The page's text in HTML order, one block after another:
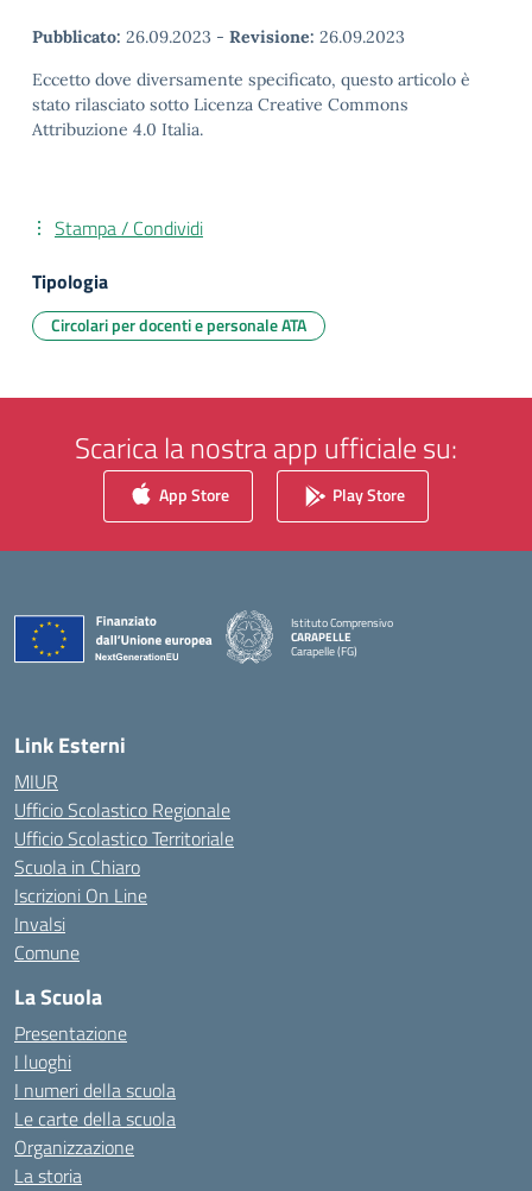
Pubblicato: 26.09.2023 - Revisione: 26.09.2023
Eccetto dove diversamente specificato, questo articolo è
stato rilasciato sotto Licenza Creative Commons
Attribuzione 4.0 Italia.
Stampa / Condividi
Tipologia
Circolari per docenti e personale ATA
Scarica la nostra app ufficiale su:
App Store Play Store
Istituto Comprensivo
CARAPELLE
Carapelle (FG)
— Visita la pagina iniziale della scuola
Link Esterni
MIUR
Ufficio Scolastico Regionale
Ufficio Scolastico Territoriale
Scuola in Chiaro
Iscrizioni On Line
Invalsi
Comune
La Scuola
Presentazione
I luoghi
I numeri della scuola
Le carte della scuola
Organizzazione
La storia